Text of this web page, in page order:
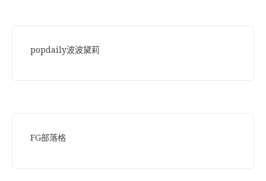
popdaily波波黛莉
FG部落格